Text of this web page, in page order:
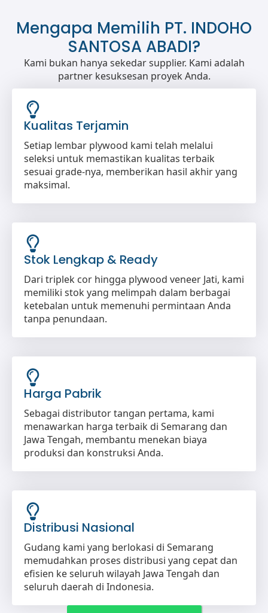
Mengapa Memilih PT. INDOHO
SANTOSA ABADI?
Kami bukan hanya sekedar supplier. Kami adalah
partner kesuksesan proyek Anda.
Kualitas Terjamin
Setiap lembar plywood kami telah melalui
seleksi untuk memastikan kualitas terbaik
sesuai grade-nya, memberikan hasil akhir yang
maksimal.
Stok Lengkap & Ready
Dari triplek cor hingga plywood veneer Jati, kami
memiliki stok yang melimpah dalam berbagai
ketebalan untuk memenuhi permintaan Anda
tanpa penundaan.
Harga Pabrik
Sebagai distributor tangan pertama, kami
menawarkan harga terbaik di Semarang dan
Jawa Tengah, membantu menekan biaya
produksi dan konstruksi Anda.
Distribusi Nasional
Gudang kami yang berlokasi di Semarang
memudahkan proses distribusi yang cepat dan
efisien ke seluruh wilayah Jawa Tengah dan
seluruh daerah di Indonesia.